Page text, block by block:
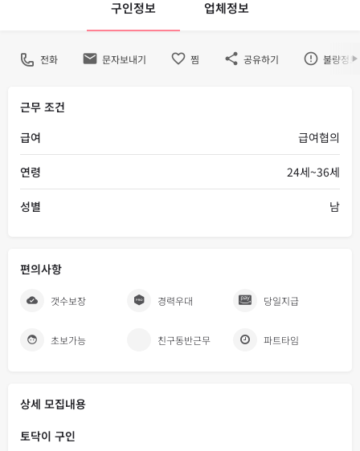
구인정보 업체정보
전화 문자보내기 찜 공유하기 불량정
근무 조건
급여
급여협의
연령 24세~36세
성별 남
편의사항
갯수보장 경력우대 당일지급
초보가능 친구동반근무 파트타임
상세 모집내용
토닥이 구인